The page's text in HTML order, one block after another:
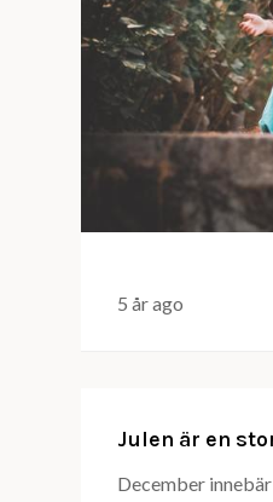
5 år ago
Julen är en
December